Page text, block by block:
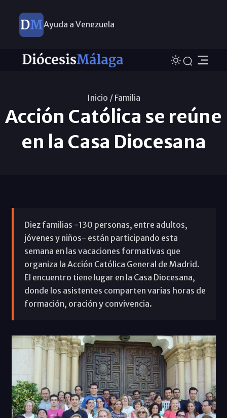
Ayuda a Venezuela
Inicio / Familia
Acción Católica se reúne
en la Casa Diocesana
Diez familias -130 personas, entre adultos,
jóvenes y niños- están participando esta
semana en las vacaciones formativas que
organiza la Acción Católica General de Madrid.
El encuentro tiene lugar en la Casa Diocesana,
donde los asistentes comparten varias horas de
formación, oración y convivencia.